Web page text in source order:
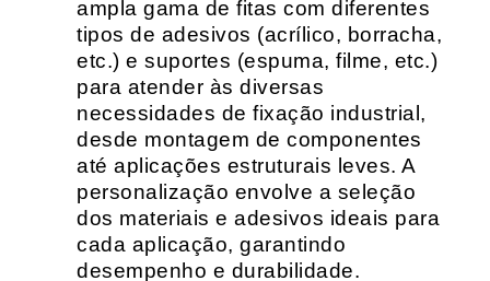
ampla gama de fitas com diferentes
tipos de adesivos (acrílico, borracha,
etc.) e suportes (espuma, filme, etc.)
para atender às diversas
necessidades de fixação industrial,
desde montagem de componentes
até aplicações estruturais leves. A
personalização envolve a seleção
dos materiais e adesivos ideais para
cada aplicação, garantindo
desempenho e durabilidade.